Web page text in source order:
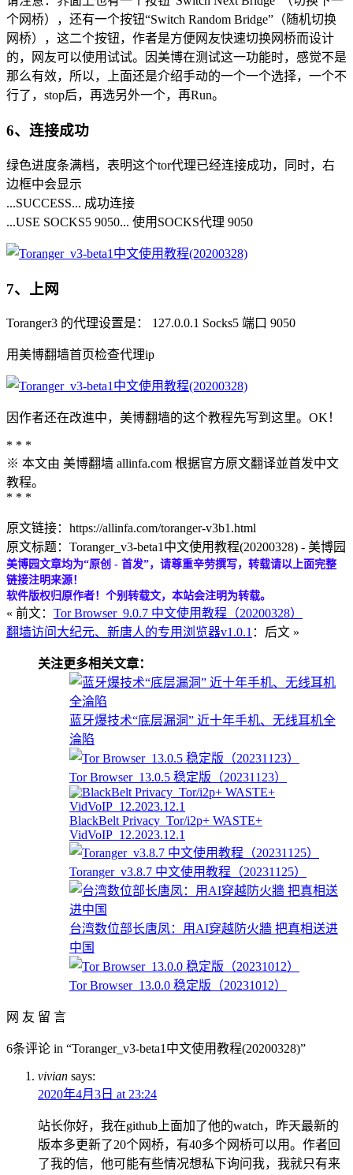
个网桥），还有一个按钮“Switch Random Bridge”（随机切换
网桥），这二个按钮，作者是方便网友快速切换网桥而设计
的，网友可以使用试试。因美博在测试这一功能时，感觉不是
那么有效，所以，上面还是介绍手动的一个一个选择，一个不
行了，stop后，再选另外一个，再Run。
6、连接成功
绿色进度条满档，表明这个tor代理已经连接成功，同时，右
边框中会显示
...SUCCESS... 成功连接
...USE SOCKS5 9050... 使用SOCKS代理 9050
7、上网
Toranger3 的代理设置是： 127.0.0.1 Socks5 端口 9050
用美博翻墙首页检查代理ip
因作者还在改進中，美博翻墙的这个教程先写到这里。OK！
* * *
※ 本文由 美博翻墙 allinfa.com 根据官方原文翻译並首发中文
教程。
* * *
原文链接：https://allinfa.com/toranger-v3b1.html
原文标题：Toranger_v3-beta1中文使用教程(20200328) - 美博园
美博园文章均为“原创 - 首发”，请尊重辛劳撰写，转载请以上面完整
链接注明来源！
软件版权归原作者！个别转载文，本站会注明为转载。
« 前文： Tor Browser_9.0.7 中文使用教程（20200328）
翻墙访问大纪元、新唐人的专用浏览器v1.0.1 ：后文 »
关注更多相关文章：
蓝牙爆技术“底层漏洞” 近十年手机、无线耳机全
淪陷
Tor Browser_13.0.5 稳定版（20231123）
BlackBelt Privacy_Tor/i2p+ WASTE+
VidVoIP_12.2023.12.1
Toranger_v3.8.7 中文使用教程（20231125）
台湾数位部长唐凤：用AI穿越防火牆 把真相送进
中国
Tor Browser_13.0.0 稳定版（20231012）
网 友 留 言
6条评论 in “Toranger_v3-beta1中文使用教程(20200328)”
vivian says:
2020年4月3日 at 23:24
站长你好，我在github上面加了他的watch，昨天最新的
版本多更新了20个网桥，有40多个网桥可以用。作者回
了我的信，他可能有些情况想私下询问我，我就只有来